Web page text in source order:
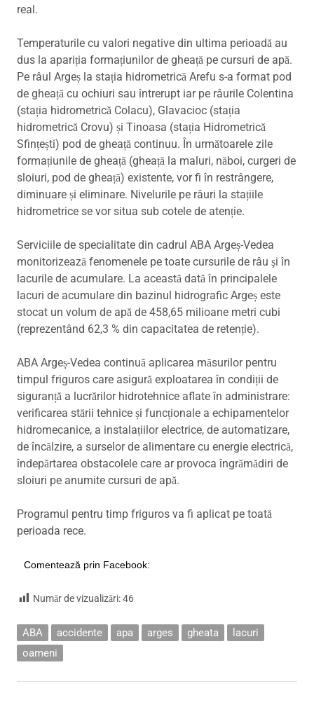
real.
Temperaturile cu valori negative din ultima perioadă au
dus la apariția formațiunilor de gheață pe cursuri de apă.
Pe râul Argeș la stația hidrometrică Arefu s-a format pod
de gheață cu ochiuri sau întrerupt iar pe râurile Colentina
(stația hidrometrică Colacu), Glavacioc (stația
hidrometrică Crovu) și Tinoasa (stația Hidrometrică
Sfințești) pod de gheață continuu. În următoarele zile
formațiunile de gheață (gheață la maluri, năboi, curgeri de
sloiuri, pod de gheață) existente, vor fi în restrângere,
diminuare și eliminare. Nivelurile pe râuri la stațiile
hidrometrice se vor situa sub cotele de atenție.
Serviciile de specialitate din cadrul ABA Argeș-Vedea
monitorizează fenomenele pe toate cursurile de râu şi în
lacurile de acumulare. La această dată în principalele
lacuri de acumulare din bazinul hidrografic Argeș este
stocat un volum de apă de 458,65 milioane metri cubi
(reprezentând 62,3 % din capacitatea de retenție).
​ABA Argeș-Vedea continuă aplicarea măsurilor pentru
timpul friguros care asigură exploatarea în condiții de
siguranță a lucrărilor hidrotehnice aflate în administrare:
verificarea stării tehnice și funcționale a echipamentelor
hidromecanice, a instalațiilor electrice, de automatizare,
de încălzire, a surselor de alimentare cu energie electrică,
îndepărtarea obstacolele care ar provoca îngrămădiri de
sloiuri pe anumite cursuri de apă.
Programul pentru timp friguros va fi aplicat pe toată
perioada rece.
Comentează prin Facebook:
Număr de vizualizări:46
ABA accidente apa arges gheata
lacuri
oameni